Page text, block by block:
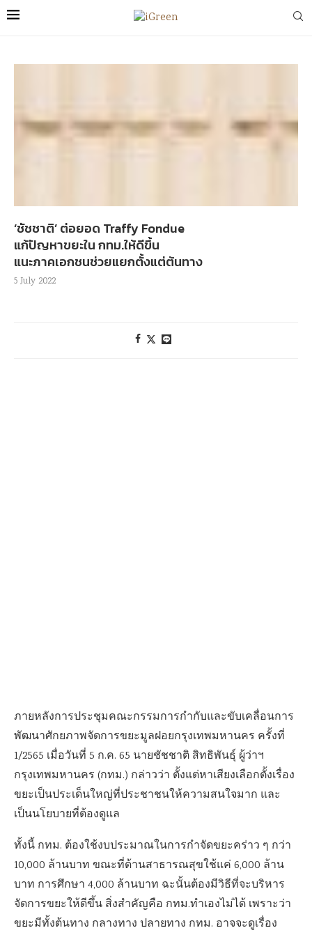
‘ชัชชาติ’ ต่อยอด Traffy Fondue
แก้ปัญหาขยะใน กทม.ให้ดีขึ้น
แนะภาคเอกชนช่วยแยกตั้งแต่ต้นทาง
5 July 2022
ภายหลังการประชุมคณะกรรมการกำกับและขับเคลื่อนการ
พัฒนาศักยภาพจัดการขยะมูลฝอยกรุงเทพมหานคร ครั้งที่
1/2565 เมื่อวันที่ 5 ก.ค. 65 นายชัชชาติ สิทธิพันธุ์ ผู้ว่าฯ
กรุงเทพมหานคร (กทม.) กล่าวว่า ตั้งแต่หาเสียงเลือกตั้งเรื่อง
ขยะเป็นประเด็นใหญ่ที่ประชาชนให้ความสนใจมาก และ
เป็นนโยบายที่ต้องดูแล
ทั้งนี้ กทม. ต้องใช้งบประมาณในการกำจัดขยะคร่าว ๆ กว่า
10,000 ล้านบาท ขณะที่ด้านสาธารณสุขใช้แค่ 6,000 ล้าน
บาท การศึกษา 4,000 ล้านบาท ฉะนั้นต้องมีวิธีที่จะบริหาร
จัดการขยะให้ดีขึ้น สิ่งสำคัญคือ กทม.ทำเองไม่ได้ เพราะว่า
ขยะมีทั้งต้นทาง กลางทาง ปลายทาง กทม. อาจจะดูเรื่อง